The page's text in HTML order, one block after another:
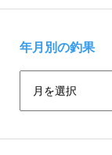
年月別の釣果